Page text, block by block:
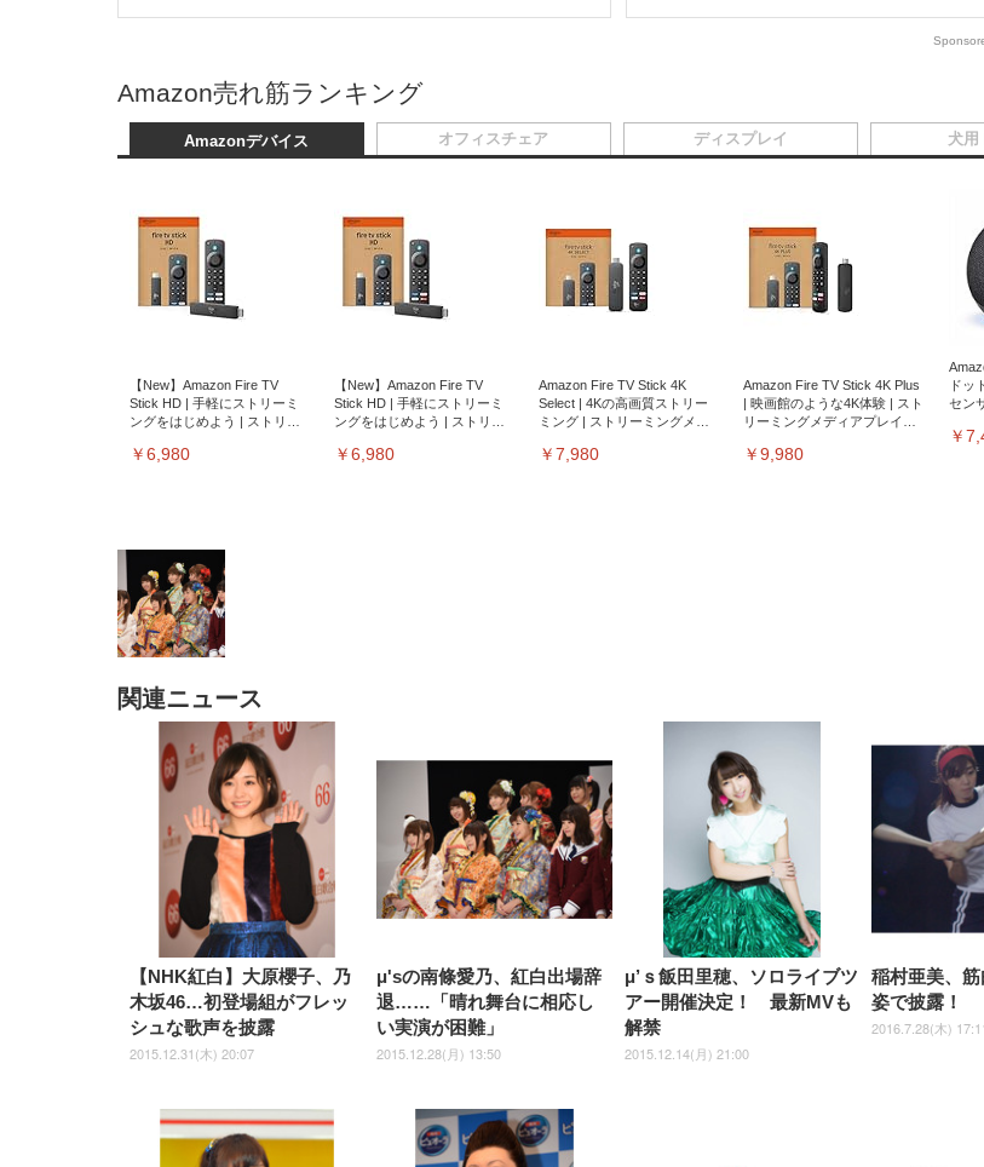
Amazon売れ筋ランキング
Amazonデバイス
【New】Amazon Fire TV
Stick HD | 手軽にストリーミ
ングをはじめよう | ストリー
￥6,980
【New】Amazon Fire TV
Stick HD | 手軽にストリーミ
ングをはじめよう | ストリー
￥6,980
Amazon Fire TV Stick 4K
Select | 4Kの高画質ストリー
ミング | ストリーミングメデ
￥7,980
Amazon Fire TV Stick 4K Plus
| 映画館のような4K体験 | スト
リーミングメディアプレイヤ
￥9,980
ドッ
セン
￥
オフィスチェア
[EdoErgo] オフィスチェア 椅
子 テレワーク 疲れない 跳ね
上げ式アームレスト コンパク
ト 約105度ロッキング pc 事務
椅子 360度回転 座面昇降 強化
ナイロン樹脂ベース 通気性メ
ッシュ 在宅ワーク H-
WY01(黒網+黒枠+黒足)
／デスクチェア メッシュチェ
ア 人間工学 疲れない ブラッ
￥27,999
チェア 疲れない テレワーク
チェア 強化バックレスト 30
度ロッキング機能 人間工学 椅
子 腰サポート 90度跳ね上げ
式アームレスト 3Dヘッドレス
ト ハンガー付き 高反発クッシ
ョン PCチェア 通気性メッシ
ュ ゲーミング/勉強/事務用 お
しゃれ パソコンチェア (ブラ
ック)
￥7,680
チェア 疲れない テレワーク
チェア 強化バックレスト 30度
ロッキング機能 人間工学 椅子
腰サポート 90度跳ね上げ式ア
ームレスト 3Dヘッドレスト
ハンガー付き 高反発クッショ
ン PCチェア 通気性メッシュ
ゲーミング/勉強/事務用 おし
ゃれ パソコンチェア (ホワイ
ト)
￥7,680
ア デ
ッシ
ポー
ス圧
転
クト
84～
宅勤
￥
ディスプレイ
EIZO ビジネス向けプレミア
ムモニター | FlexScan
EV3240X-WT | 31.5型4K
UHD・USB Type-C・ホワイ
￥105,595
EIZO ビジネス向けプレミア
EV2740X-WT | 27.0型4K
UHD・USB Type-C・ホワイ
ト
￥109,572
ク付き（CFI-ZDM1J）
￥49,979
【整備済み品】Dell
ニター フル
HD（1920×1080）VA 非光
沢 HDMI/DisplayPort/VGA
スピーカー内蔵 高さ調整 ス
イベル VESA対応
ComfortView ビジネス向け
￥15,800
GRAPHT
Gaming
ーミングモ
1ms FHD 量
年保証 | 輝
￥34,980
犬用
Amazonベーシック ペットシ
ーツ 薄型 レギュラー 1回使い
捨て 無香料 ホワイト 300枚
ーツ 厚型 ワイド 42枚x2袋(84
枚) ホワイト(吸収面:ライトブ
￥3,234
ツ L 中型犬用 26枚入り 単品
￥1,800
ック) 【Amazon.co.jp限定】
Smart Basic アイリスオーヤマ
ペットシーツ 超厚型 お徳用
ワイド 100枚入 (x 1) (ケース
￥3,670
シー
ュラ
【
￥
関連ニュース
【NHK紅白】大原櫻子、乃
木坂46…初登場組がフレッ
シュな歌声を披露
2015.12.31(木) 20:07
μ'sの南條愛乃、紅白出場辞
退……「晴れ舞台に相応し
い実演が困難」
2015.12.28(月) 13:50
μ’ｓ飯田里穂、ソロライブツ
アー開催決定！ 最新MVも
解禁
2015.12.14(月) 21:00
稲村亜美、
姿で披露！
2016.7.28(木)